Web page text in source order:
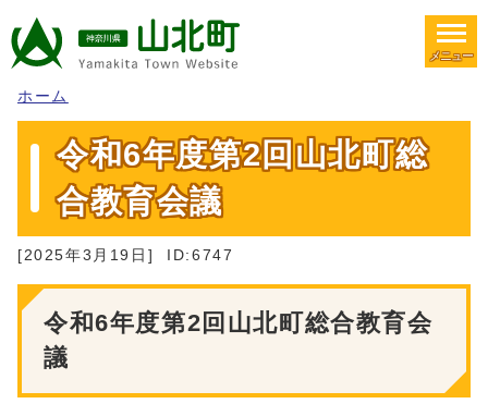
メニュー
ホーム
令和6年度第2回山北町総
合教育会議
[2025年3月19日] ID:6747
令和6年度第2回山北町総合教育会
議